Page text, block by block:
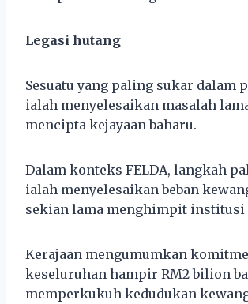
Legasi hutang
Sesuatu yang paling sukar dalam
ialah menyelesaikan masalah
mencipta kejayaan baharu.
Dalam konteks FELDA, langkah
ialah menyelesaikan beban
sekian lama menghimpit institusi
Kerajaan mengumumkan
keseluruhan hampir RM2 bilion
memperkukuh kedudukan